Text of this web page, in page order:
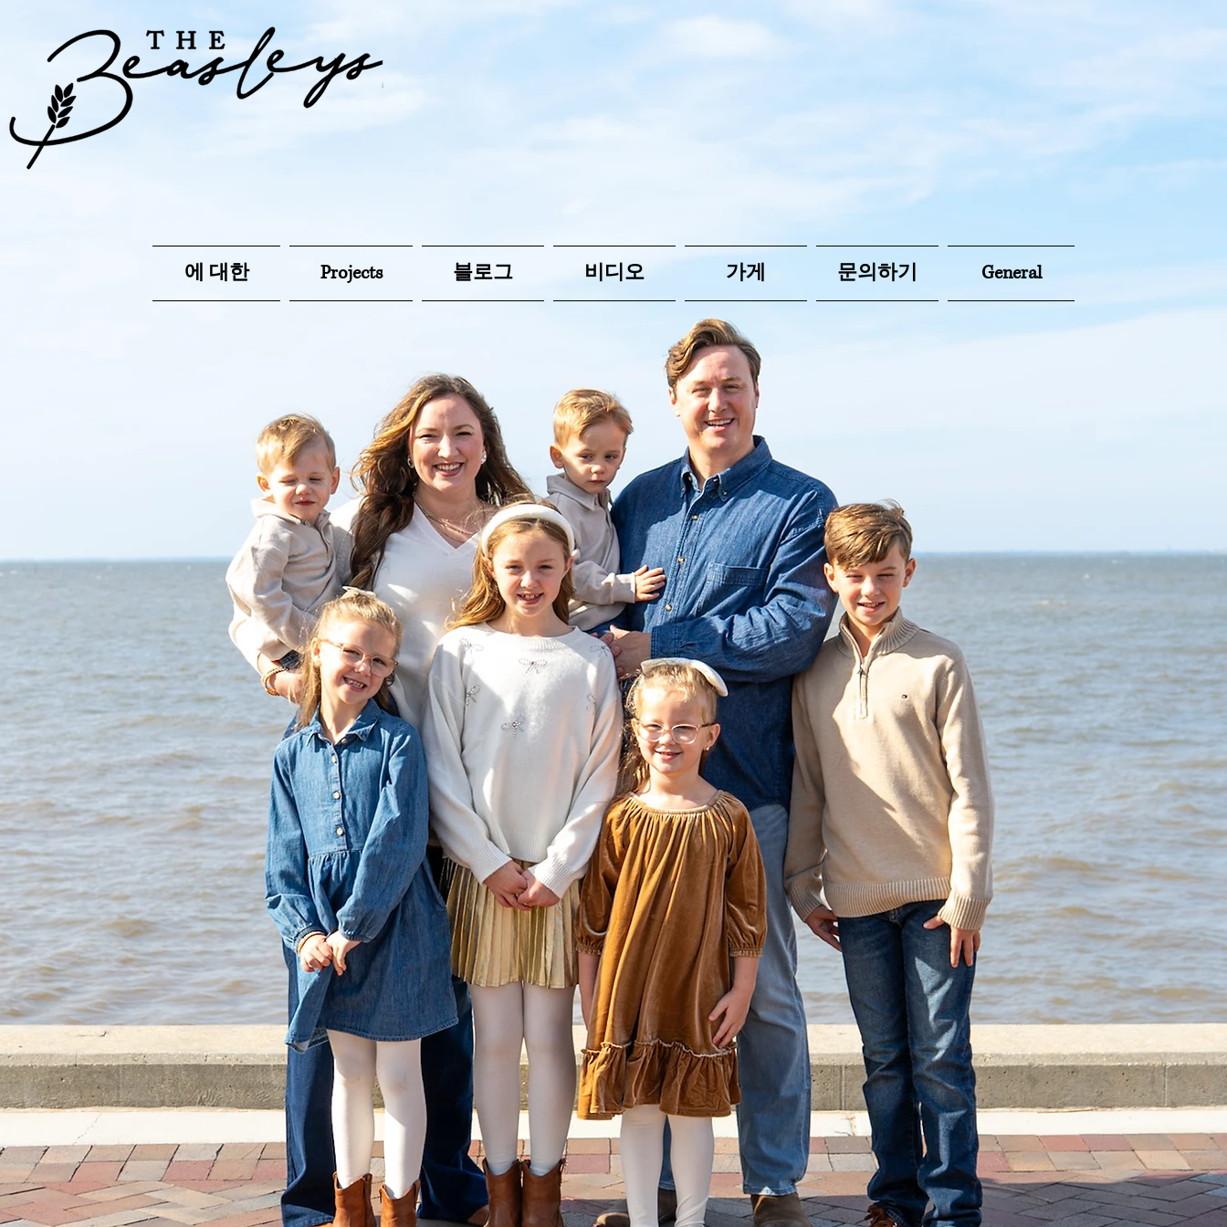
에 대한 Projects 블로그 비디오 가게 문의하기 General